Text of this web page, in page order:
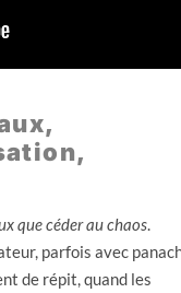
que céder au chaos.
parfois avec
de répit, quand les